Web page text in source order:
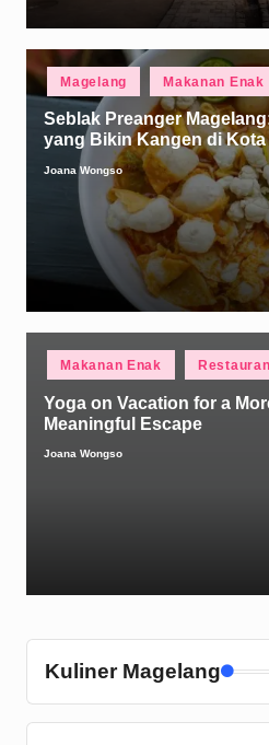
in
Magelang Makanan Enak
Seblak Preanger
yang Bikin Kangen di Kota
Posted
Joana Wongso
Makanan Enak
Yoga on Vacation for a
Meaningful Escape
Posted
Joana Wongso
Kuliner Magelang